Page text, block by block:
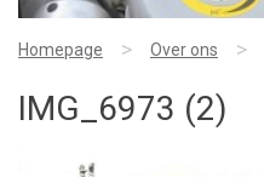
Homepage > Over ons >
IMG_6973 (2)